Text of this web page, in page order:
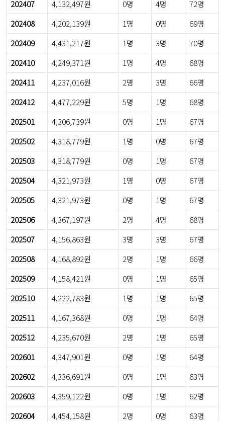
202407
4,132,497원 0명 4명
72명
202408
4,202,139원 1명 0명
69명
202409
4,431,217원 1명 3명
70명
202410
4,249,371원 1명 4명
68명
202411
4,237,016원 2명 3명
66명
202412
4,477,229원 5명 1명
68명
202501
4,306,739원 0명 1명
67명
202502
4,318,779원 1명 0명
67명
202503
4,318,779원 0명 1명
67명
202504
4,321,973원 1명 0명
67명
202505
4,321,973원 0명 1명
67명
202506
4,367,197원 2명 4명
68명
202507
4,156,863원 3명 3명
67명
202508
4,168,892원 2명 1명
66명
202509
4,158,421원 0명 1명
65명
202510
4,222,783원 1명 1명
65명
202511
4,167,368원 0명 1명
64명
202512
4,235,670원 2명 1명
65명
202601
4,347,901원 0명 1명
64명
202602
4,336,691원 0명 1명
63명
202603
4,359,122원 0명 1명
62명
202604
4,454,158원 2명 0명 63명